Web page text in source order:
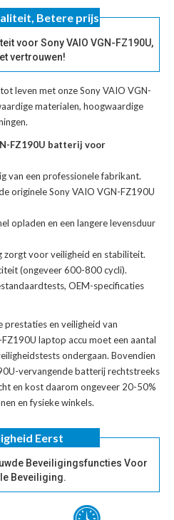
Betere prijs
voor Sony VAIO VGN-FZ190U,
vertrouwen!
leven met onzeSony VAIO VGN-
materialen, hoogwaardige
FZ190U batterij voor
van een professionele fabrikant.
originele Sony VAIO VGN-FZ190U
opladen en een langere levensduur
zorgt voor veiligheid en stabiliteit.
(ongeveer 600-800 cycli).
OEM-specificaties
prestaties en veiligheid van
laptop accu moet een aantal
ondergaan. Bovendien
vervangende batterijrechtstreeks
en kost daarom ongeveer 20-50%
en fysieke winkels.
Eerst
Beveiligingsfuncties Voor
Beveiliging.